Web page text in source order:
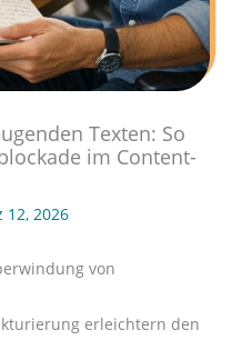
Texten: So
im Content-
12, 2026
von
erleichtern den